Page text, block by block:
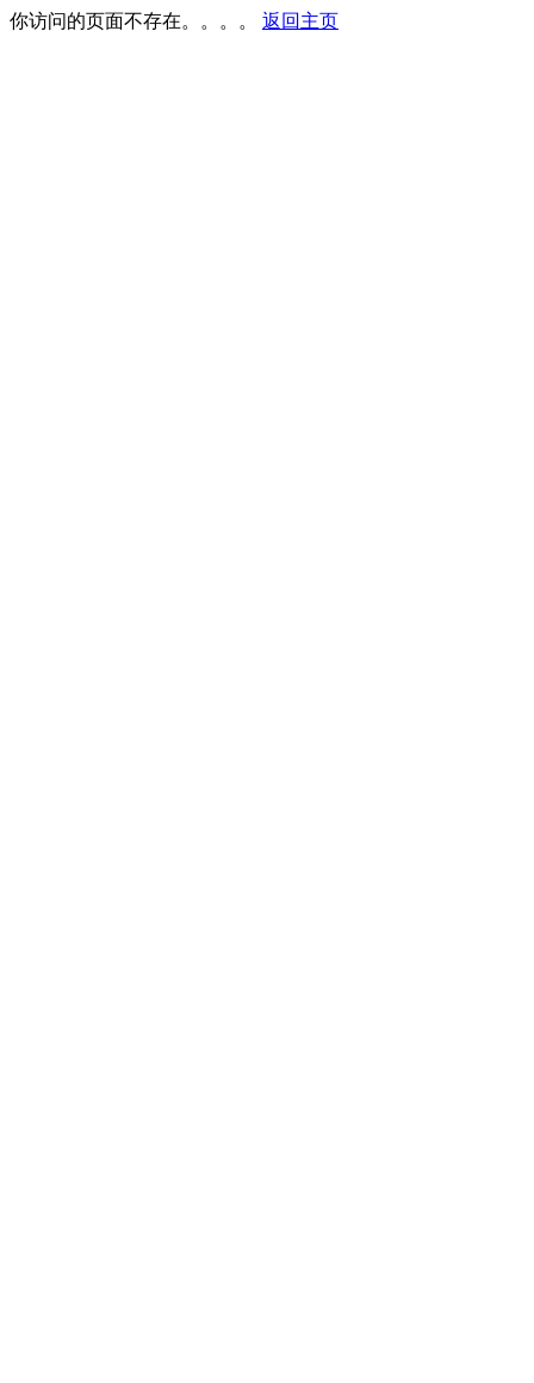
你访问的页面不存在。。。。 返回主页